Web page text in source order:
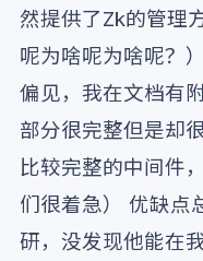
然提供了Zk的管理
呢为啥呢为啥呢？
偏见，我在文档有
部分很完整但是却
比较完整的中间件
们很着急） 优缺点
研，没发现他能在